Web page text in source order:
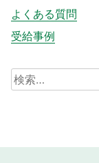
よくある質問
受給事例
検
索: